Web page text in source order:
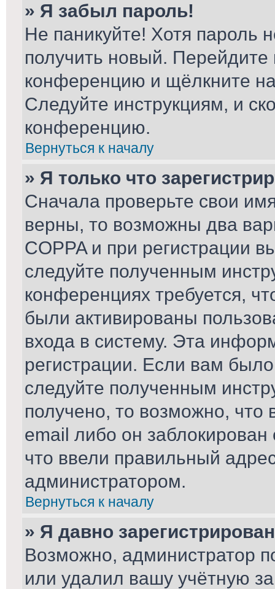
» Я забыл пароль!
Не паникуйте! Хотя пароль
получить новый. Перейдите
конференцию и щёлкните
Следуйте инструкциям, и
конференцию.
Вернуться к началу
» Я только что
Сначала проверьте свои
верны, то возможны два
COPPA и при регистрации
следуйте полученным
конференциях требуется,
были активированы
входа в систему. Эта
регистрации. Если вам
следуйте полученным
получено, то возможно,
email либо он
что ввели правильный
администратором.
Вернуться к началу
» Я давно
Возможно, администратор
или удалил вашу учётную